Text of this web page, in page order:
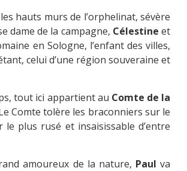
hauts murs de l’orphelinat, sévère
dame de la campagne, Célestine et
en Sologne, l’enfant des villes,
celui d’une région souveraine et
tout ici appartient au Comte de la
Comte tolère les braconniers sur le
le plus rusé et insaisissable d’entre
amoureux de la nature, Paul va